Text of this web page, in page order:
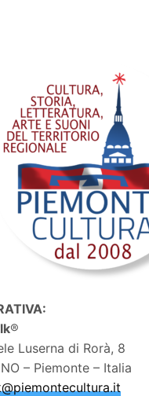
®
Luserna di Rorà, 8
– Piemonte – Italia